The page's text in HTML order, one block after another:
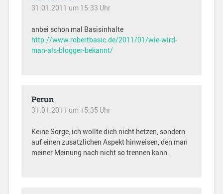
31.01.2011 um 15:33 Uhr
anbei schon mal Basisinhalte
http://www.robertbasic.de/2011/01/wie-wird-
man-als-blogger-bekannt/
Perun
31.01.2011 um 15:35 Uhr
Keine Sorge, ich wollte dich nicht hetzen, sondern
auf einen zusätzlichen Aspekt hinweisen, den man
meiner Meinung nach nicht so trennen kann.